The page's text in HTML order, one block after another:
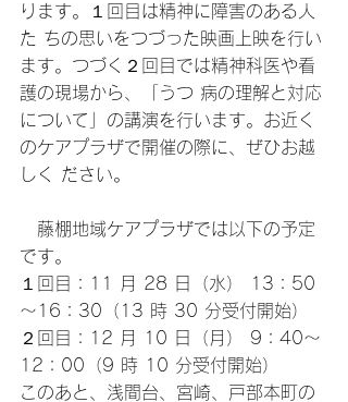
ります。１回目は精神に障害のある人
た ちの思いをつづった映画上映を行い
ます。つづく２回目では精神科医や看
護の現場から、「うつ 病の理解と対応
について」の講演を行います。お近く
のケアプラザで開催の際に、ぜひお越
しく ださい。
藤棚地域ケアプラザでは以下の予定
です。
１回目：11 月 28 日（水） 13：50
～16：30（13 時 30 分受付開始）
２回目：12 月 10 日（月） 9：40～
12：00（9 時 10 分受付開始）
このあと、浅間台、宮崎、戸部本町の